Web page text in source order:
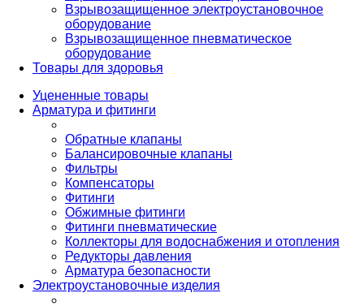
Взрывозащищенное электроустановочное
оборудование
Взрывозащищенное пневматическое
оборудование
Товары для здоровья
Уцененные товары
Арматура и фитинги
Обратные клапаны
Балансировочные клапаны
Фильтры
Компенсаторы
Фитинги
Обжимные фитинги
Фитинги пневматические
Коллекторы для водоснабжения и отопления
Редукторы давления
Арматура безопасности
Электроустановочные изделия